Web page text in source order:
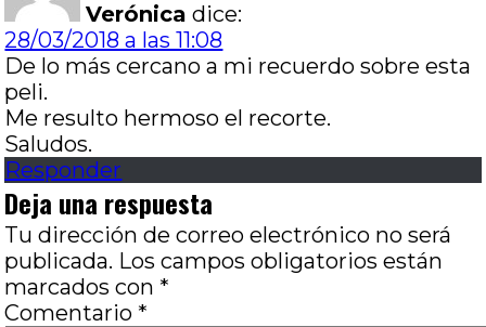
Verónica dice:
28/03/2018 a las 11:08
De lo más cercano a mi recuerdo sobre esta
peli.
Me resulto hermoso el recorte.
Saludos.
Responder
Deja una respuesta
Tu dirección de correo electrónico no será
publicada. Los campos obligatorios están
marcados con *
Comentario *